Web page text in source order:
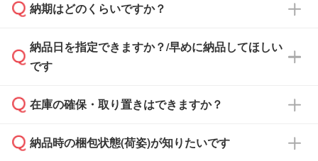
どの場合は、月末締め翌月末払いに対応可能で
また、卒業・卒園記念品で対策委員会や個人様
校や幼稚園・保育園であれば、同様の条件でご
ご希望の際は担当スタッフまでお気軽にご相談
ください。
納品書・領収書は ご依頼をいただいた場合の
ず、通常はPDFデータをメール添付でお送りし
ます。
たは注文フォームの『ご注文に関する備考欄』
納期はどのくらいですか？
・印刷する場合(500個程度)
ご入金、イメージ画像の校了から約2週間～2
ご入金確認後、1～2営業日で出荷いたしま
納品日を指定できますか？/早めに納品してほしい
です
ご希望の納期がある場合は、お問い合わせ・お
い。
在庫の確保・取り置きはできますか？
ご入金確認後に在庫を確保し、注文確定のご連
納品時の梱包状態(荷姿)が知りたいです